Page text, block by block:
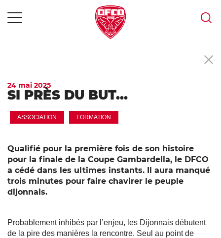
24 mai 2025
SI PRÈS DU BUT…
ASSOCIATION FORMATION
Qualifié pour la première fois de son histoire
pour la finale de la Coupe Gambardella, le DFCO
a cédé dans les ultimes instants. Il aura manqué
trois minutes pour faire chavirer le peuple
dijonnais.
Probablement inhibés par l’enjeu, les Dijonnais débutent
de la pire des manières la rencontre. Seul au point de